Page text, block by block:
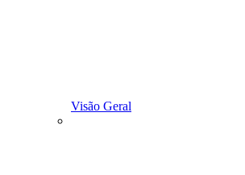
Visão Geral